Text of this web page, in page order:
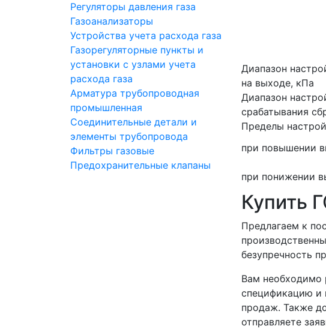
Регуляторы давления газа
Газоанализаторы
Устройства учета расхода газа
Газорегуляторные пункты и
установки с узлами учета
расхода газа
Арматура трубопроводная
промышленная
Соединительные детали и
элементы трубопровода
Фильтры газовые
Предохранительные клапаны
Диапазон
на выходе, кПа
Диапазон
срабатывания
Пределы
при повышении
при понижении
Купить
Предлагаем к
безупречность
Вам необходимо
спецификацию и
продаж. Также
отправляете